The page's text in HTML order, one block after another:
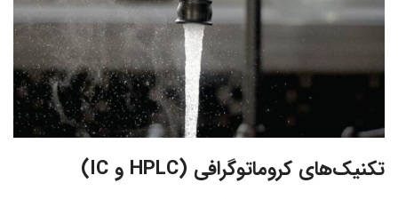
تکنیک‌های کروماتوگرافی (HPLC و IC)